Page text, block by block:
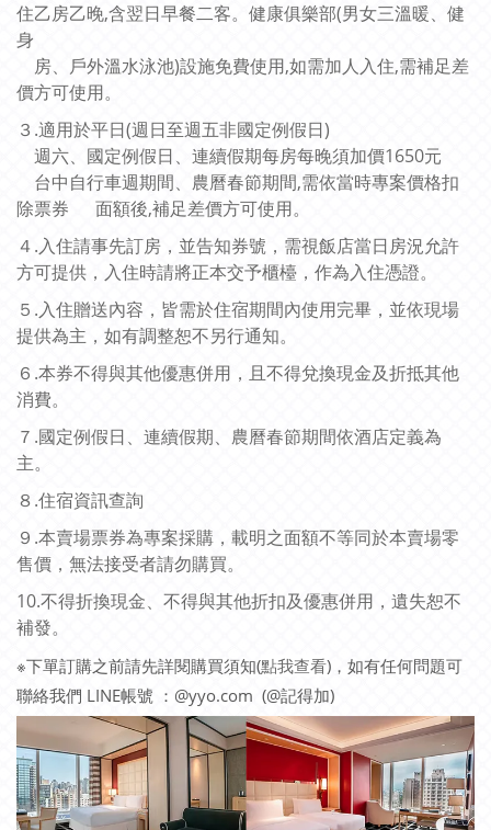
住乙房乙晚,含翌日早餐二客。健康俱樂部(男女三溫暖、健
身
房、戶外溫水泳池)設施免費使用,如需加人入住,需補足差
價方可使用。
３.適用於平日(週日至週五非國定例假日)
週六、國定例假日、連續假期每房每晚須加價1650元
台中自行車週期間、農曆春節期間,需依當時專案價格扣
除票券 面額後,補足差價方可使用。
４.入住請事先訂房，並告知券號，需視飯店當日房況允許
方可提供，入住時請將正本交予櫃檯，作為入住憑證。
５.入住贈送內容，皆需於住宿期間內使用完畢，並依現場
提供為主，如有調整恕不另行通知。
６.本券不得與其他優惠併用，且不得兌換現金及折抵其他
消費。
７.國定例假日、連續假期、農曆春節期間依酒店定義為
主。
８.住宿資訊查詢
９.本賣場票券為專案採購，載明之面額不等同於本賣場零
售價，無法接受者請勿購買。
10.不得折換現金、不得與其他折扣及優惠併用，遺失恕不
補發。
※下單訂購之前請先詳閱購買須知(點我查看)，如有任何問題可
聯絡我們 LINE帳號 ：@yyo.com (@記得加)